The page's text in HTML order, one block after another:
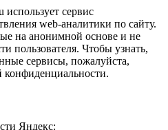
сервис
web-аналитики по сайту.
на анонимной основе и не
пользователя. Чтобы узнать,
сервисы, пожалуйста,
конфиденциальности.
Яндекс: